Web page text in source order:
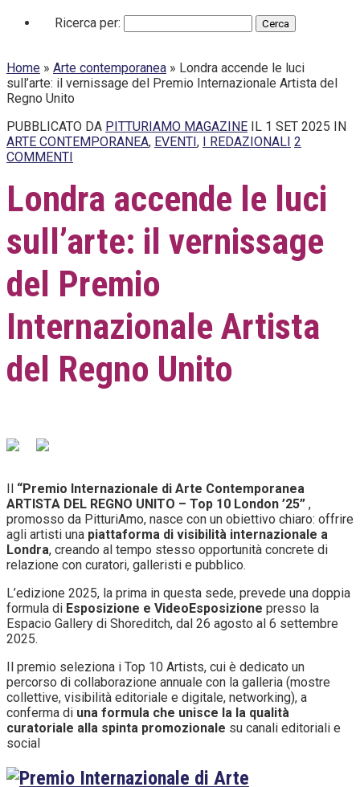
Ricerca per:
Home » Arte contemporanea » Londra accende le luci
sull’arte: il vernissage del Premio Internazionale Artista del
Regno Unito
PUBBLICATO DA PITTURIAMO MAGAZINE IL 1 SET 2025 IN
ARTE CONTEMPORANEA, EVENTI, I REDAZIONALI 2
COMMENTI
Londra accende le luci
sull’arte: il vernissage
del Premio
Internazionale Artista
del Regno Unito
Il “Premio Internazionale di Arte Contemporanea
ARTISTA DEL REGNO UNITO – Top 10 London ’25” ,
promosso da PitturiAmo, nasce con un obiettivo chiaro: offrire
agli artisti una piattaforma di visibilità internazionale a
Londra, creando al tempo stesso opportunità concrete di
relazione con curatori, galleristi e pubblico.
L’edizione 2025, la prima in questa sede, prevede una doppia
formula di Esposizione e VideoEsposizione presso la
Espacio Gallery di Shoreditch, dal 26 agosto al 6 settembre
2025.
Il premio seleziona i Top 10 Artists, cui è dedicato un
percorso di collaborazione annuale con la galleria (mostre
collettive, visibilità editoriale e digitale, networking), a
conferma di una formula che unisce la la qualità
curatoriale alla spinta promozionale su canali editoriali e
social